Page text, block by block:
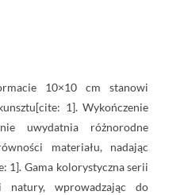
10×10 cm stanowi
1]. Wykończenie
uwydatnia różnorodne
materiału, nadając
1]. Gama kolorystyczna serii
wprowadzając do